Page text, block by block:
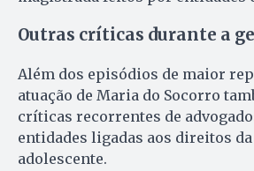
Outras críticas durante a
Além dos episódios de maior
atuação de Maria do Socorro
críticas recorrentes de
entidades ligadas aos direitos
adolescente.